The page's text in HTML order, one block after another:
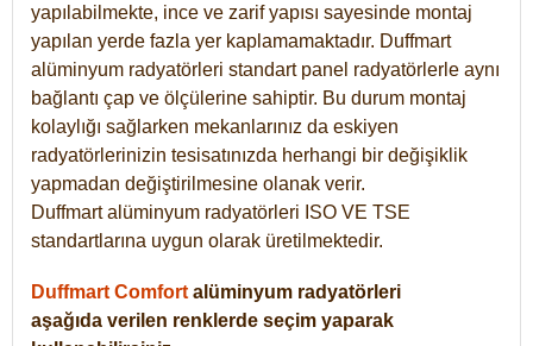
yapılabilmekte, ince ve zarif yapısı sayesinde montaj
yapılan yerde fazla yer kaplamamaktadır. Duffmart
alüminyum radyatörleri standart panel radyatörlerle aynı
bağlantı çap ve ölçülerine sahiptir. Bu durum montaj
kolaylığı sağlarken mekanlarınız da eskiyen
radyatörlerinizin tesisatınızda herhangi bir değişiklik
yapmadan değiştirilmesine olanak verir.
Duffmart alüminyum radyatörleri ISO VE TSE
standartlarına uygun olarak üretilmektedir.
Duffmart Comfort alüminyum radyatörleri
aşağıda verilen renklerde seçim yaparak